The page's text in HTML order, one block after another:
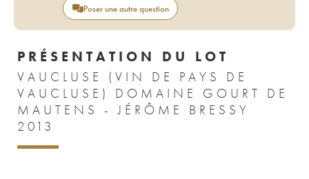
Poser une autre question
PRÉSENTATION DU LOT
VAUCLUSE (VIN DE PAYS DE
VAUCLUSE) DOMAINE GOURT DE
MAUTENS - JÉRÔME BRESSY
2013